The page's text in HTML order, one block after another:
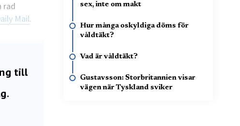
rad
Mail.
till
sex, inte om makt
Hur många oskyldiga döms för
våldtäkt?
Vad är våldtäkt?
Gustavsson: Storbritannien visar
vägen när Tyskland sviker